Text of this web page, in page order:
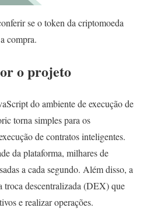
se o token da criptomoeda
compra.
o projeto
do ambiente de execução de
torna simples para os
de contratos inteligentes.
da plataforma, milhares de
a cada segundo. Além disso, a
descentralizada (DEX) que
e realizar operações.